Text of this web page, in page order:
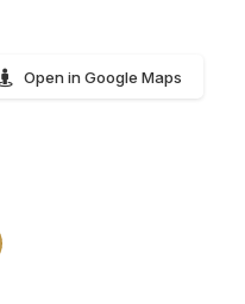
Open in Google Maps